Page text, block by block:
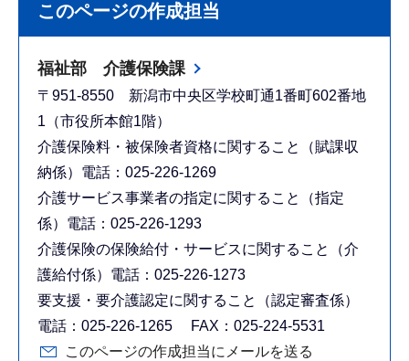
このページの作成担当
福祉部 介護保険課
〒951-8550 新潟市中央区学校町通1番町602番地
1（市役所本館1階）
介護保険料・被保険者資格に関すること（賦課収
納係）電話：025-226-1269
介護サービス事業者の指定に関すること（指定
係）電話：025-226-1293
介護保険の保険給付・サービスに関すること（介
護給付係）電話：025-226-1273
要支援・要介護認定に関すること（認定審査係）
電話：025-226-1265 FAX：025-224-5531
このページの作成担当にメールを送る